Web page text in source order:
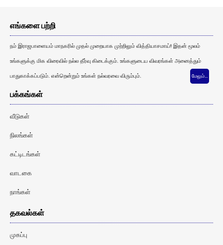
எங்களை பற்றி
நம் இராஜபாளையம் மாநகரில் முதல் முறையாக முற்றிலும் வித்தியாசமாய்! இதன் மூலம்
உங்களுக்கு மிக விரைவில் நல்ல தீர்வு கிடைக்கும். உங்களுடைய விவரங்கள் அனைத்தும்
பாதுகாக்கப்படும். என்றென்றும் உங்கள் நல்வரவை விரும்பும்.
மேலும்…
பக்கங்கள்
வீடுகள்
நிலங்கள்
கட்டிடங்கள்
வாடகை
நாங்கள்
தகவல்கள்
முகப்பு